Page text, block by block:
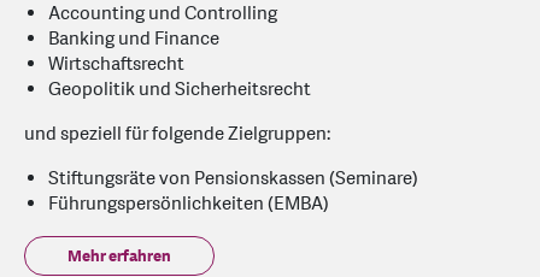
Accounting und Controlling
Banking und Finance
Wirtschaftsrecht
Geopolitik und Sicherheitsrecht
und speziell für folgende Zielgruppen:
Stiftungsräte von Pensionskassen (Seminare)
Führungspersönlichkeiten (EMBA)
Mehr erfahren